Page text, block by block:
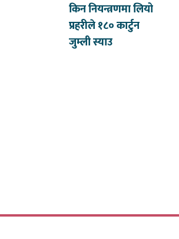
किन नियन्त्रणमा लियो
प्रहरीले १८० कार्टुन
जुम्ली स्याउ